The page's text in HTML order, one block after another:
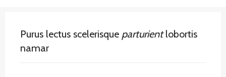
Purus lectus scelerisque parturientlobortis
namar